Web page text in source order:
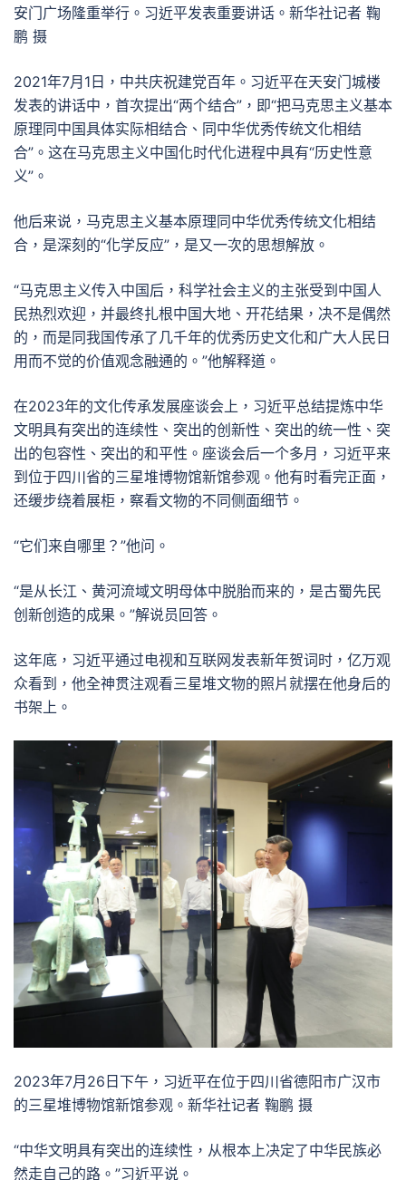
安门广场隆重举行。习近平发表重要讲话。新华社记者 鞠
鹏 摄
2021年7月1日，中共庆祝建党百年。习近平在天安门城楼
发表的讲话中，首次提出“两个结合”，即“把马克思主义基本
原理同中国具体实际相结合、同中华优秀传统文化相结
合”。这在马克思主义中国化时代化进程中具有“历史性意
义”。
他后来说，马克思主义基本原理同中华优秀传统文化相结
合，是深刻的“化学反应”，是又一次的思想解放。
“马克思主义传入中国后，科学社会主义的主张受到中国人
民热烈欢迎，并最终扎根中国大地、开花结果，决不是偶然
的，而是同我国传承了几千年的优秀历史文化和广大人民日
用而不觉的价值观念融通的。”他解释道。
在2023年的文化传承发展座谈会上，习近平总结提炼中华
文明具有突出的连续性、突出的创新性、突出的统一性、突
出的包容性、突出的和平性。座谈会后一个多月，习近平来
到位于四川省的三星堆博物馆新馆参观。他有时看完正面，
还缓步绕着展柜，察看文物的不同侧面细节。
“它们来自哪里？”他问。
“是从长江、黄河流域文明母体中脱胎而来的，是古蜀先民
创新创造的成果。”解说员回答。
这年底，习近平通过电视和互联网发表新年贺词时，亿万观
众看到，他全神贯注观看三星堆文物的照片就摆在他身后的
书架上。
2023年7月26日下午，习近平在位于四川省德阳市广汉市
的三星堆博物馆新馆参观。新华社记者 鞠鹏 摄
“中华文明具有突出的连续性，从根本上决定了中华民族必
然走自己的路。”习近平说。